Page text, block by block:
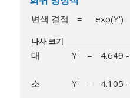
변색 결점 = exp(Y')
나사 크기
대 Y' = 4.649
소 Y' = 4.105